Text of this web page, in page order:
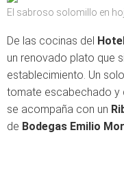
El sabroso solomillo en
De las cocinas del
un renovado plato que
establecimiento. Un
tomate escabechado y
se acompaña con un
de Bodegas Emilio